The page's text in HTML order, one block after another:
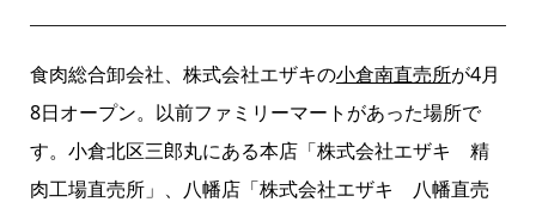
食肉総合卸会社、株式会社エザキの小倉南直売所が4月
8日オープン。以前ファミリーマートがあった場所で
す。小倉北区三郎丸にある本店「株式会社エザキ 精
肉工場直売所」、八幡店「株式会社エザキ 八幡直売